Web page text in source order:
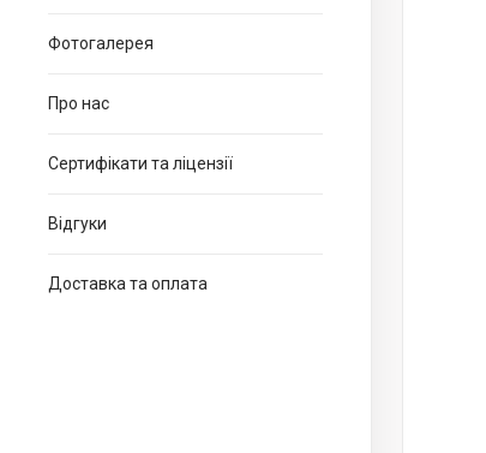
Фотогалерея
Про нас
Сертифікати та ліцензії
Відгуки
Доставка та оплата